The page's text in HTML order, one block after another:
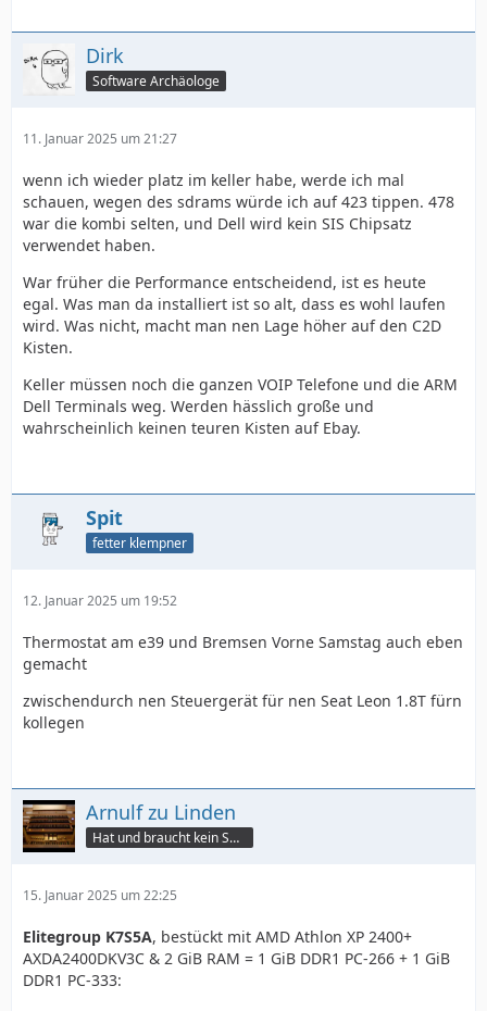
Dirk
Software Archäologe
11. Januar 2025 um 21:27
wenn ich wieder platz im keller habe, werde ich mal
schauen, wegen des sdrams würde ich auf 423 tippen. 478
war die kombi selten, und Dell wird kein SIS Chipsatz
verwendet haben.
War früher die Performance entscheidend, ist es heute
egal. Was man da installiert ist so alt, dass es wohl laufen
wird. Was nicht, macht man nen Lage höher auf den C2D
Kisten.
Keller müssen noch die ganzen VOIP Telefone und die ARM
Dell Terminals weg. Werden hässlich große und
wahrscheinlich keinen teuren Kisten auf Ebay.
Spit
fetter klempner
12. Januar 2025 um 19:52
Thermostat am e39 und Bremsen Vorne Samstag auch eben
gemacht
zwischendurch nen Steuergerät für nen Seat Leon 1.8T fürn
kollegen
Arnulf zu Linden
Hat und braucht kein Smartphone!
15. Januar 2025 um 22:25
Elitegroup K7S5A, bestückt mit AMD Athlon XP 2400+
AXDA2400DKV3C & 2 GiB RAM = 1 GiB DDR1 PC-266 + 1 GiB
DDR1 PC-333: